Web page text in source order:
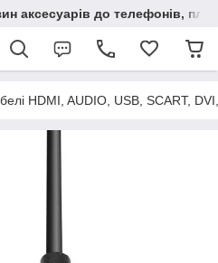
аксесуарів до телефонів,
HDMI, AUDIO, USB, SCART,